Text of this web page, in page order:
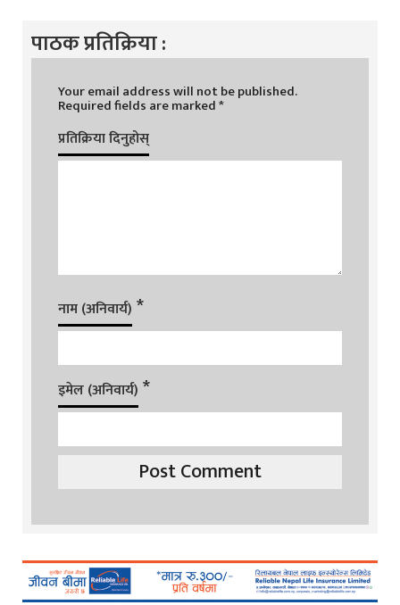
पाठक प्रतिक्रिया :
Your email address will not be published.
Required fields are marked*
प्रतिक्रिया दिनुहोस्
नाम (अनिवार्य) *
इमेल (अनिवार्य) *